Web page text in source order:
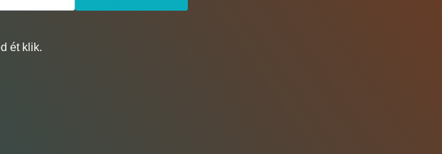
ét klik.